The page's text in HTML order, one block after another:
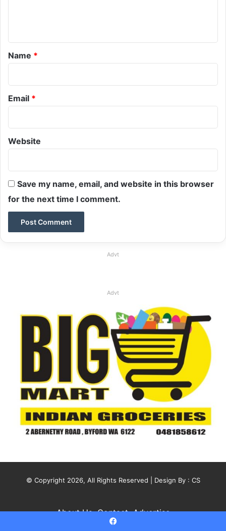
*
Name *
Email *
Website
Save my name, email, and website in this browser
for the next time I comment.
Advt
Advt
© Copyright 2026, All Rights Reserved | Design By : CS
About Us Contact Advertise